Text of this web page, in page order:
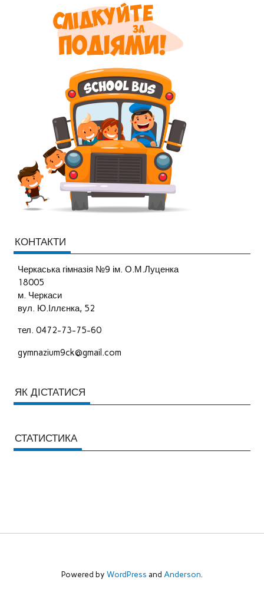
КОНТАКТИ
Черкаська гімназія №9 ім. О.М.Луценка
18005
м. Черкаси
вул. Ю.Іллєнка, 52
тел. 0472-73-75-60
gymnazium9ck@gmail.com
ЯК ДІСТАТИСЯ
СТАТИСТИКА
Powered by WordPress and Anderson